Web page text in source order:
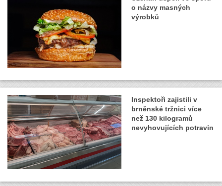
o názvy masných
výrobků
Inspektoři zajistili v
brněnské tržnici více
než 130 kilogramů
nevyhovujících potravin